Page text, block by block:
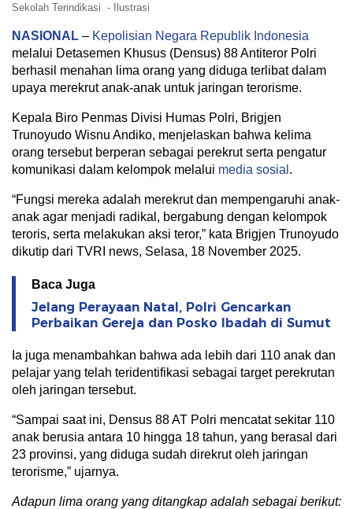
Sekolah Terindikasi - Ilustrasi
NASIONAL – Kepolisian Negara Republik Indonesia
melalui Detasemen Khusus (Densus) 88 Antiteror Polri
berhasil menahan lima orang yang diduga terlibat dalam
upaya merekrut anak-anak untuk jaringan terorisme.
Kepala Biro Penmas Divisi Humas Polri, Brigjen
Trunoyudo Wisnu Andiko, menjelaskan bahwa kelima
orang tersebut berperan sebagai perekrut serta pengatur
komunikasi dalam kelompok melalui media sosial .
“Fungsi mereka adalah merekrut dan mempengaruhi anak-
anak agar menjadi radikal, bergabung dengan kelompok
teroris, serta melakukan aksi teror,” kata Brigjen Trunoyudo
dikutip dari TVRI news, Selasa, 18 November 2025.
Baca Juga
Jelang Perayaan Natal, Polri Gencarkan
Perbaikan Gereja dan Posko Ibadah di Sumut
Ia juga menambahkan bahwa ada lebih dari 110 anak dan
pelajar yang telah teridentifikasi sebagai target perekrutan
oleh jaringan tersebut.
“Sampai saat ini, Densus 88 AT Polri mencatat sekitar 110
anak berusia antara 10 hingga 18 tahun, yang berasal dari
23 provinsi, yang diduga sudah direkrut oleh jaringan
terorisme,” ujarnya.
Adapun lima orang yang ditangkap adalah sebagai berikut: